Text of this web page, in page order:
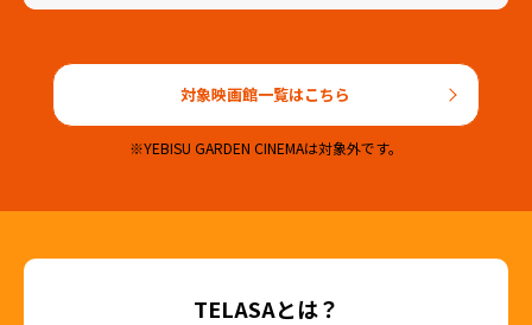
マ/シネプレックスでご利用いただけます。ただし、YEBISU
もご利用いただけます。
・見放題会員ご本人様と同伴者含め3名様までご利用いただけ
対象映画館一覧はこちら
※YEBISU GARDEN CINEMAは対象外です。
TELASAとは？